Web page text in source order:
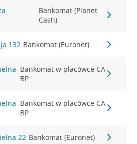
Bankomat (Planet
Cash)
132 Bankomat (Euronet)
Bankomat w placówce CA
BP
Bankomat w placówce CA
BP
22 Bankomat (Euronet)